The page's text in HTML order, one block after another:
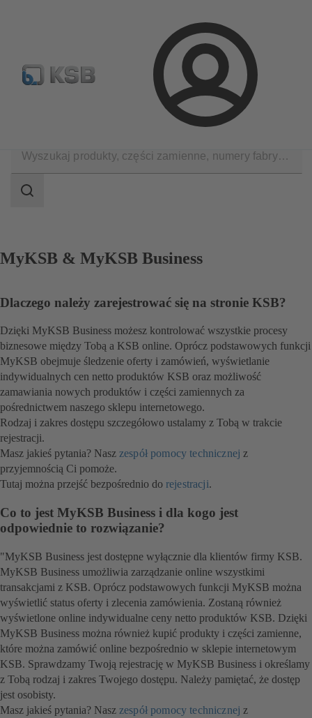
Login
Wyszukiwanie części zamiennych Konfiguracja produktu
wyszukiwania
Zakres
MyKSB & MyKSB Business
Dlaczego należy zarejestrować się na stronie KSB?
Dzięki MyKSB Business możesz kontrolować wszystkie procesy
biznesowe między Tobą a KSB online. Oprócz podstawowych funkcji
MyKSB obejmuje śledzenie oferty i zamówień, wyświetlanie
indywidualnych cen netto produktów KSB oraz możliwość
zamawiania nowych produktów i części zamiennych za
pośrednictwem naszego sklepu internetowego.
Rodzaj i zakres dostępu szczegółowo ustalamy z Tobą w trakcie
rejestracji.
Masz jakieś pytania? Nasz zespół pomocy technicznej z
przyjemnością Ci pomoże.
Tutaj można przejść bezpośrednio do rejestracji.
Co to jest MyKSB Business i dla kogo jest
odpowiednie to rozwiązanie?
"MyKSB Business jest dostępne wyłącznie dla klientów firmy KSB.
MyKSB Business umożliwia zarządzanie online wszystkimi
transakcjami z KSB. Oprócz podstawowych funkcji MyKSB można
wyświetlić status oferty i zlecenia zamówienia. Zostaną również
wyświetlone online indywidualne ceny netto produktów KSB. Dzięki
MyKSB Business można również kupić produkty i części zamienne,
które można zamówić online bezpośrednio w sklepie internetowym
KSB. Sprawdzamy Twoją rejestrację w MyKSB Business i określamy
z Tobą rodzaj i zakres Twojego dostępu. Należy pamiętać, że dostęp
jest osobisty.
Masz jakieś pytania? Nasz zespół pomocy technicznej z